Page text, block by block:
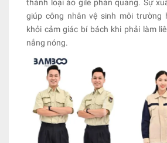
thành loại áo gile phản quang. Sự
giúp công nhân vệ sinh môi trường
khỏi cảm giác bí bách khi phải làm
nắng nóng.